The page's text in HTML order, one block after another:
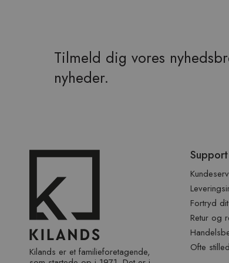
Tilmeld dig vores
nyheder.
over
Kilands er et familieforetagende,
Support
Fortryd
Retur og
Ofte